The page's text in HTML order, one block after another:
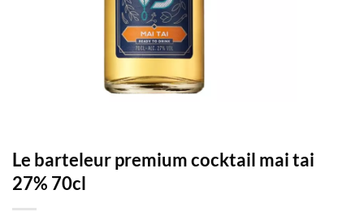
Le barteleur premium cocktail mai tai
27% 70cl